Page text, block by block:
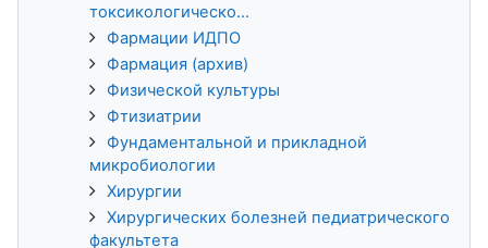
токсикологическо...
Фармации ИДПО
Фармация (архив)
Физической культуры
Фтизиатрии
Фундаментальной и прикладной
микробиологии
Хирургии
Хирургических болезней педиатрического
факультета